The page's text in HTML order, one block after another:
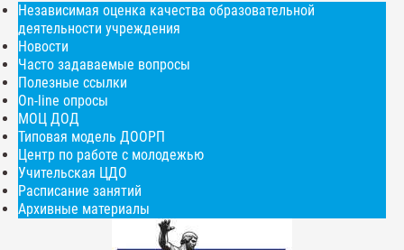
Независимая оценка качества образовательной
деятельности учреждения
Новости
Часто задаваемые вопросы
Полезные ссылки
On-line опросы
МОЦ ДОД
Типовая модель ДООРП
Центр по работе с молодежью
Учительская ЦДО
Расписание занятий
Архивные материалы